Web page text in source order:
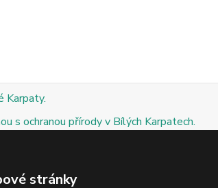
Karpaty.
s ochranou přírody v Bílých Karpatech.
stránky